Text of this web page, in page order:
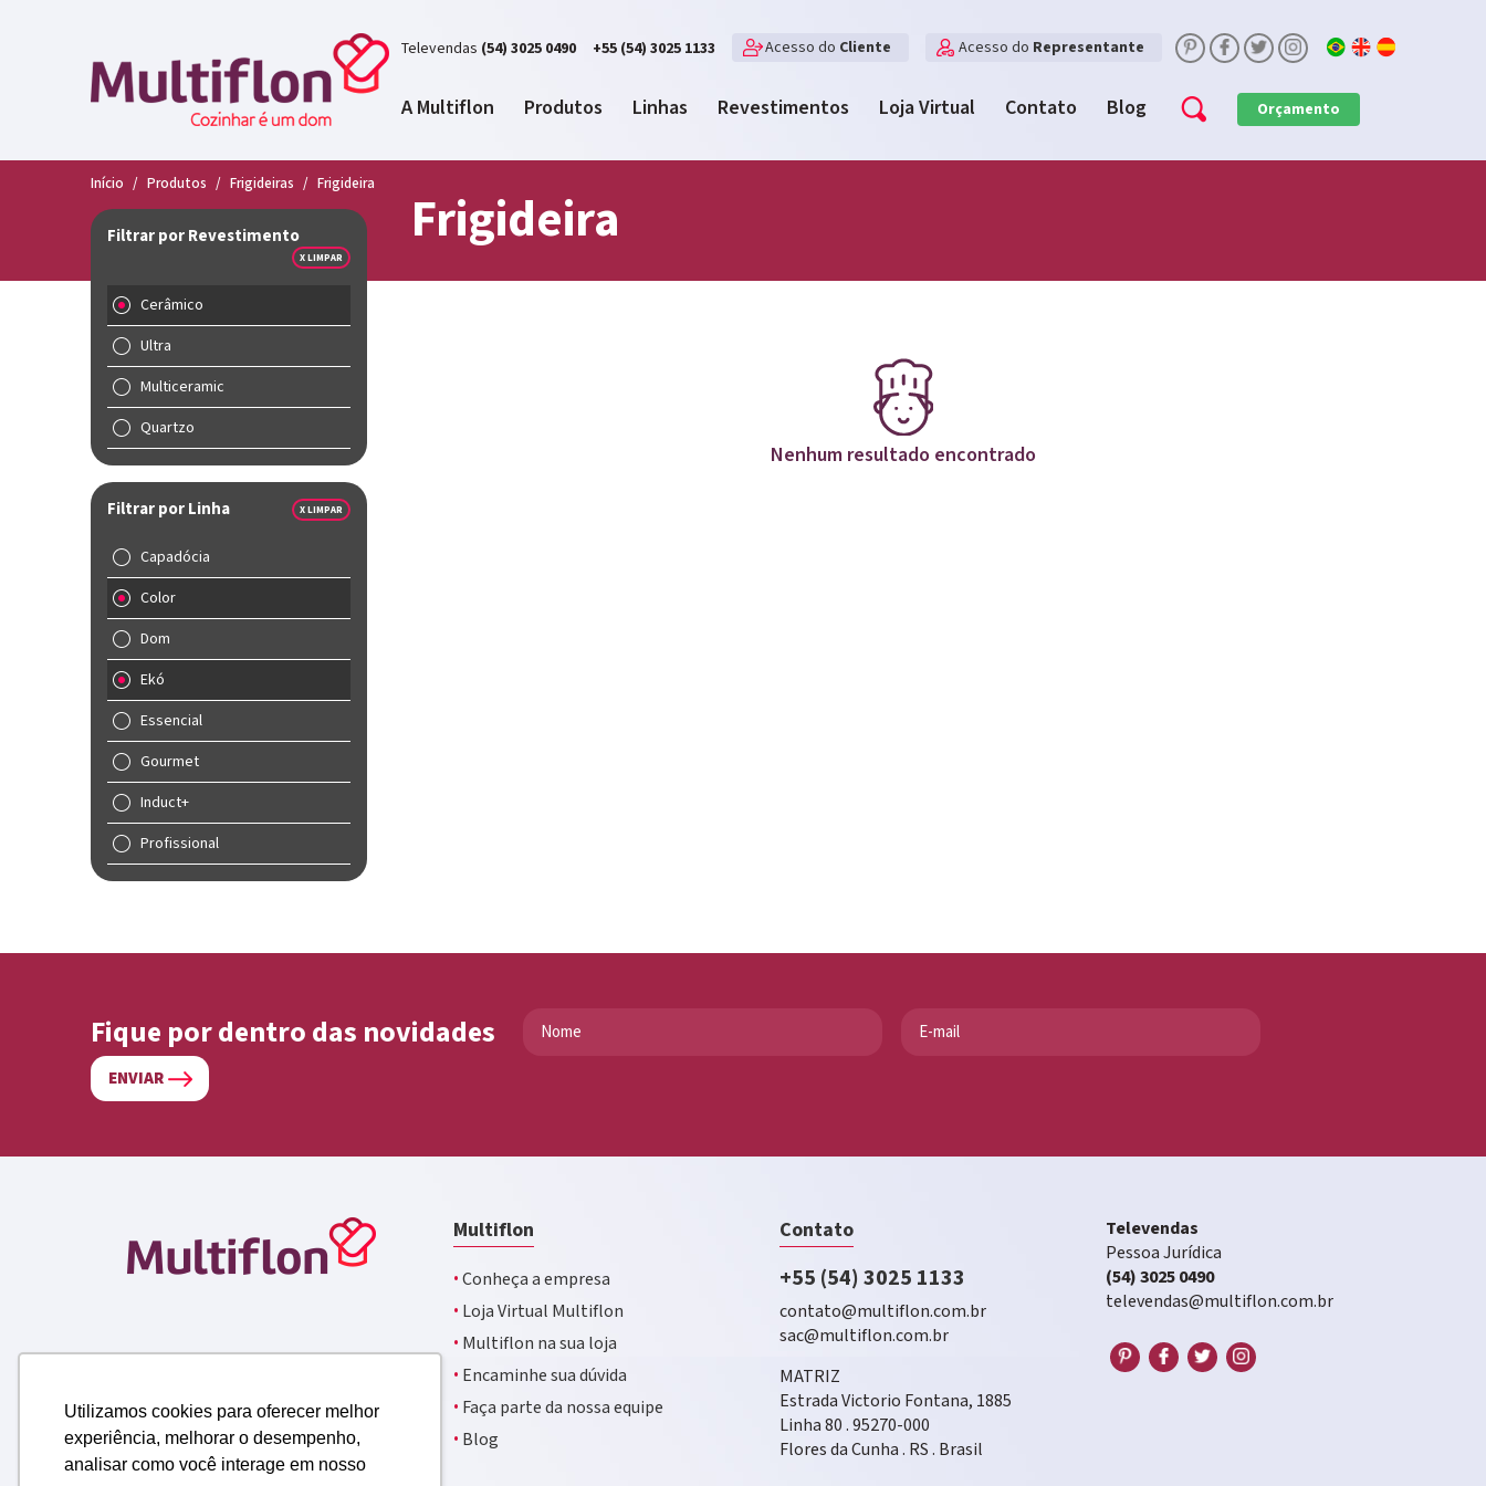
Utilizamos cookies para oferecer melhor
experiência, melhorar o desempenho,
analisar como você interage em nosso
Televendas (54) 3025 0490 +55 (54) 3025 1133 Acesso do Cliente Acesso do Representante
A Multiflon Produtos Linhas Revestimentos Loja Virtual Contato Blog Orçamento
Início / Produtos / Frigideiras / Frigideira
Frigideira
Filtrar por Revestimento
X LIMPAR
Cerâmico
Ultra
Multiceramic
Quartzo
Filtrar por Linha X LIMPAR
Capadócia
Color
Dom
Ekó
Essencial
Gourmet
Induct+
Profissional
Nenhum resultado encontrado
Fique por dentro das novidades
ENVIAR
Multiflon
·Conheça a empresa
· Loja Virtual Multiflon
· Multiflon na sua loja
· Encaminhe sua dúvida
· Faça parte da nossa equipe
· Blog
Contato
+55 (54) 3025 1133
contato@multiflon.com.br
sac@multiflon.com.br
MATRIZ
Estrada Victorio Fontana, 1885
Linha 80 . 95270-000
Flores da Cunha . RS . Brasil
Televendas
Pessoa Jurídica
(54) 3025 0490
televendas@multiflon.com.br